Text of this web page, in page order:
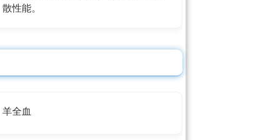
散性能。
羊全血